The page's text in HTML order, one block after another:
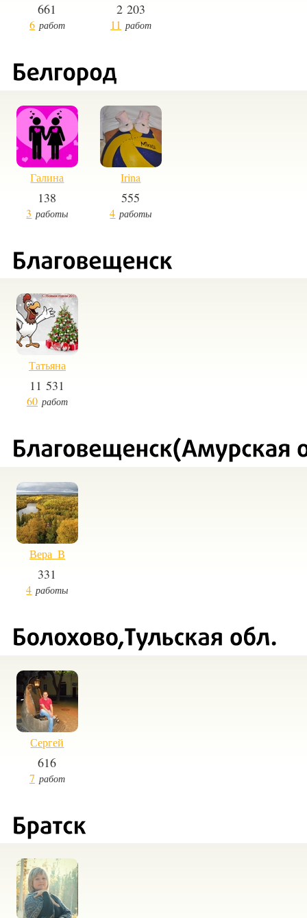
661
6 работ
2 203
11 работ
Галина
138
3 работы
Irina
555
4 работы
Татьяна
11 531
60 работ
Вера_В
331
4 работы
Сергей
616
7 работ